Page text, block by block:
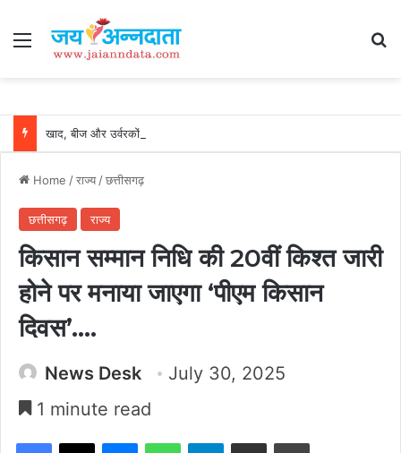
Menu
Home /राज्य/छत्तीसगढ़
छत्तीसगढ़ राज्य
किसान सम्मान निधि की 20वीं किश्त जारी
होने पर मनाया जाएगा ‘पीएम किसान
दिवस’….
News Desk
July 30, 2025
1 minute read
Facebook
X MessengerWhatsAppTelegramShare via Email Print